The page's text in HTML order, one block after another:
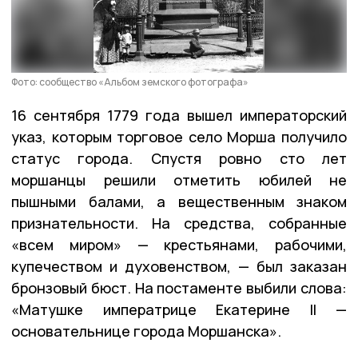
Фото: сообщество «Альбом земского фотографа»
16 сентября 1779 года вышел императорский
указ, которым торговое село Морша получило
статус города. Спустя ровно сто лет
моршанцы решили отметить юбилей не
пышными балами, а вещественным знаком
признательности. На средства, собранные
«всем миром» — крестьянами, рабочими,
купечеством и духовенством, — был заказан
бронзовый бюст. На постаменте выбили слова:
«Матушке императрице Екатерине II —
основательнице города Моршанска».